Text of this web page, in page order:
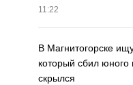
11:22
В Магнитогорске
который сбил юного
скрылся